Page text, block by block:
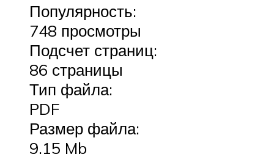
Популярность:
748 просмотры
Подсчет страниц:
86 страницы
Тип файла:
PDF
Размер файла:
9.15 Mb